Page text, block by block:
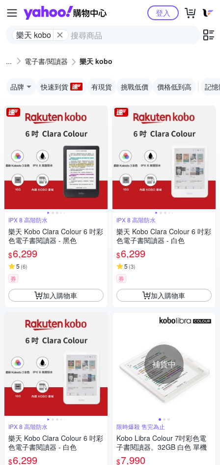
Yahoo購物中心
樂天 kobo
登入
電子書/閱讀器 樂天 kobo
品牌 快速到貨 有現貨 挑戰低價 價格低到高 記
IPX 8 高階防水
樂天 Kobo Clara Colour 6 吋彩
色電子書閱讀器 - 黑色
$6,299
5 (6)
券
加入購物車
IPX 8 高階防水
樂天 Kobo Clara Colour 6 吋彩
色電子書閱讀器 - 白色
$6,299
IPX 8 高階防水
樂天 Kobo Clara Colour 6 吋彩
色電子書閱讀器 - 白色
$6,299
5 (3)
券
加入購物車
補貨中
限時爆殺 售完為止
Kobo Libra Colour 7吋彩色電
子書閱讀器。32GB 白色 單機
$7,990